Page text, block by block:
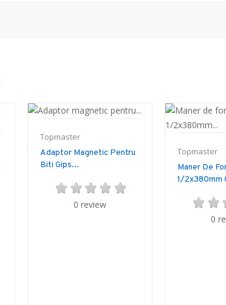
Topmaster
Adaptor Magnetic Pentru
Biti Gips...
0 review
Topmaster
Maner De
1/2x380mm
0